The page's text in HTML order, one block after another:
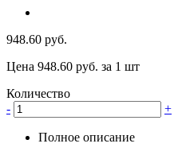
948.60 руб.
Цена 948.60 руб. за 1 шт
Количество
-
+
Полное описание